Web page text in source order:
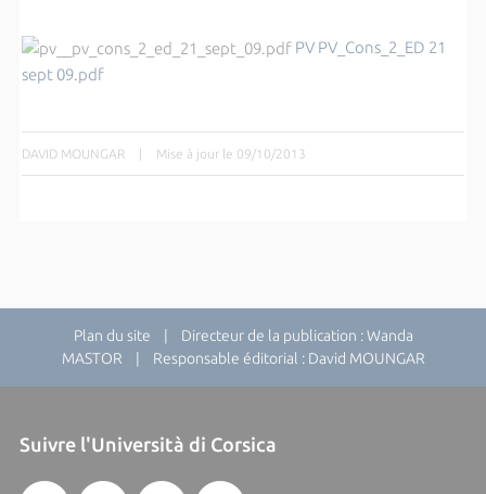
PV PV_Cons_2_ED 21
sept 09.pdf
DAVID MOUNGAR | Mise à jour le 09/10/2013
Plan du site | Directeur de la publication : Wanda
MASTOR | Responsable éditorial : David MOUNGAR
Suivre l'Università di Corsica